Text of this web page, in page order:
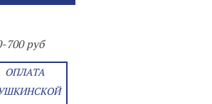
700 руб
ОПЛАТА